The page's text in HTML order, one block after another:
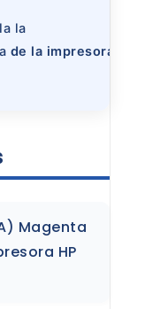
la
de la impresora
Magenta
HP